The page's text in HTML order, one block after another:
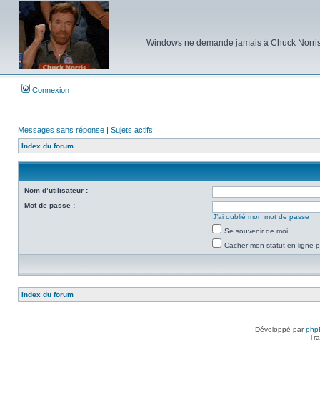
Windows ne demande jamais à Chuck
Connexion
Messages sans réponse | Sujets actifs
Index du forum
Nom d’utilisateur :
Mot de passe :
J’ai oublié mon mot de passe
Se souvenir de moi
Cacher mon statut en ligne
Index du forum
Développé par